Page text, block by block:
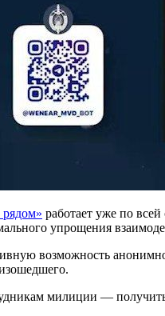
работает уже по
упрощения
возможность
милиции —